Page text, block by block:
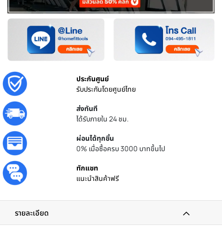
ประกันศูนย์
รับประกันโดยศูนย์ไทย
ส่งทันที
ได้รับภายใน 24 ชม.
ผ่อนได้ทุกชิ้น
0% เมื่อซื้อครบ 3000 บาทขึ้นไป
ทักแชท
แนะนำสินค้าฟรี
รายละเอียด